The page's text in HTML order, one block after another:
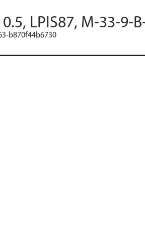
LPIS87, M-33-9-
b870f44b6730